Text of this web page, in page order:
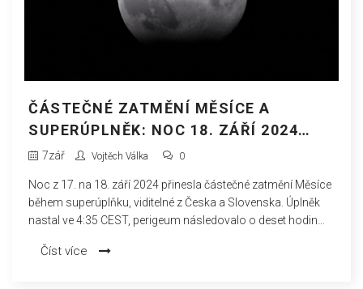
ČÁSTEČNÉ ZATMĚNÍ MĚSÍCE A
SUPERÚPLNĚK: NOC 18. ZÁŘÍ 2024
NAD ČESKEM A SLOVENSKEM
7zář Vojtěch Válka 0
Noc z 17. na 18. září 2024 přinesla částečné zatmění Měsíce
během superúplňku, viditelné z Česka a Slovenska. Úplněk
nastal ve 4:35 CEST, perigeum následovalo o deset hodin
minut. Na obloze dělal Měsíci společnost jasný Saturn. Další
Číst více